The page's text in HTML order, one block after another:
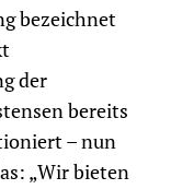
bezeichnet
der
bereits
– nun
„Wir bieten